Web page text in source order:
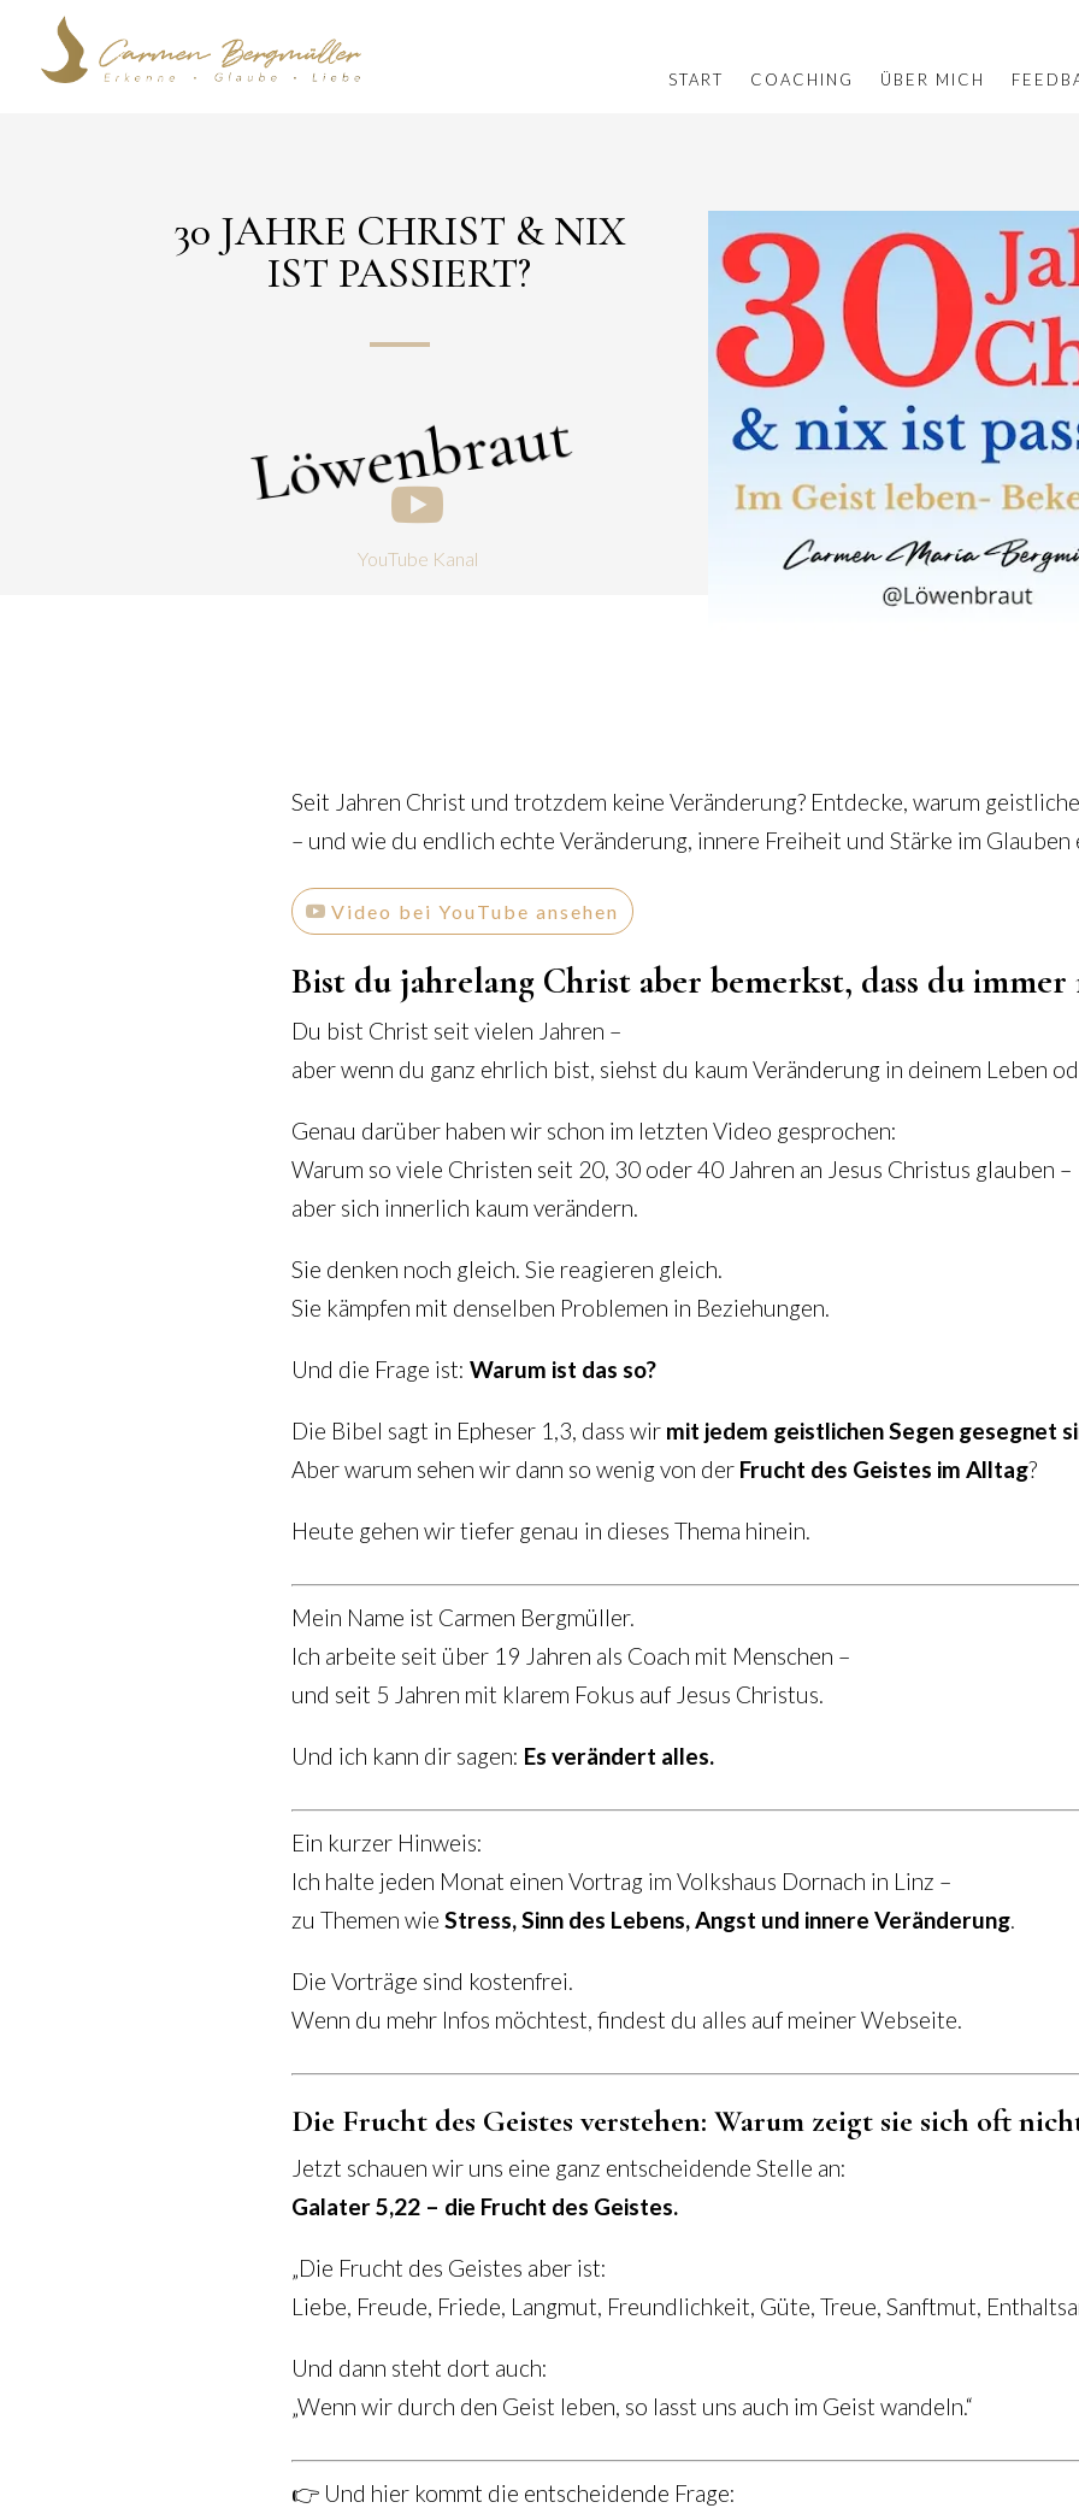
START COACHING ÜBER MICH
30 JAHRE CHRIST & NIX
IST PASSIERT?
Löwenbraut

YouTube Kanal
Seit Jahren Christ und trotzdem keine Veränderung? Entdecke, warum
– und wie du endlich echte Veränderung, innere Freiheit und Stärke im Glauben
Video bei YouTube ansehen
Bist du jahrelang Christ aber bemerkst, dass du immer
Du bist Christ seit vielen Jahren –
aber wenn du ganz ehrlich bist, siehst du kaum Veränderung in deinem Leben
Genau darüber haben wir schon im letzten Video gesprochen:
Warum so viele Christen seit 20, 30 oder 40 Jahren an Jesus Christus glauben –
aber sich innerlich kaum verändern.
Sie denken noch gleich. Sie reagieren gleich.
Sie kämpfen mit denselben Problemen in Beziehungen.
Und die Frage ist: Warum ist das so?
Die Bibel sagt in Epheser 1,3, dass wir mit jedem geistlichen Segen gesegnet
Aber warum sehen wir dann so wenig von der Frucht des Geistes im Alltag?
Heute gehen wir tiefer genau in dieses Thema hinein.
Mein Name ist Carmen Bergmüller.
Ich arbeite seit über 19 Jahren als Coach mit Menschen –
und seit 5 Jahren mit klarem Fokus auf Jesus Christus.
Und ich kann dir sagen: Es verändert alles.
Ein kurzer Hinweis:
Ich halte jeden Monat einen Vortrag im Volkshaus Dornach in Linz –
zu Themen wie Stress, Sinn des Lebens, Angst und innere Veränderung.
Die Vorträge sind kostenfrei.
Wenn du mehr Infos möchtest, findest du alles auf meiner Webseite.
Die Frucht des Geistes verstehen: Warum zeigt sie sich oft
Jetzt schauen wir uns eine ganz entscheidende Stelle an:
Galater 5,22 – die Frucht des Geistes.
„Die Frucht des Geistes aber ist:
Liebe, Freude, Friede, Langmut, Freundlichkeit, Güte, Treue, Sanftmut,
Und dann steht dort auch:
„Wenn wir durch den Geist leben, so lasst uns auch im Geist wandeln.“
👉 Und hier kommt die entscheidende Frage: